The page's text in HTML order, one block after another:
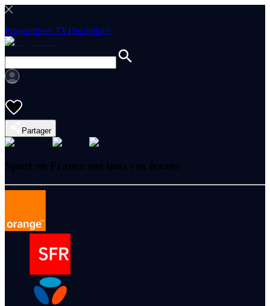
Programmes TVDisciplines
Partager
Sport en France sur tous vos écrans